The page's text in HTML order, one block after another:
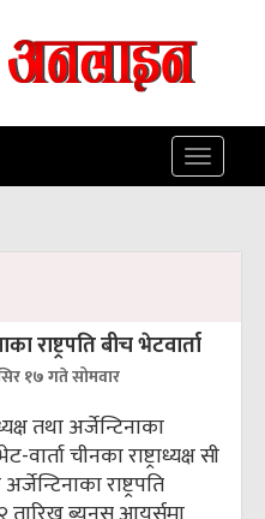
Toggle
राष्ट्रपति बीच भेटवार्ता
१७ गते सोमवार
तथा अर्जेन्टिनाका
वार्ता चीनका राष्ट्राध्यक्ष सी
राष्ट्रपति